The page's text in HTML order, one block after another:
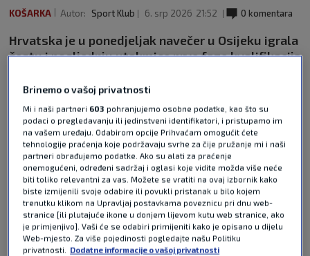
KOŠARKA Autor: Sport Klub 6. srp 2026 21:52 0 komentara
Hrvatska je u ponedjeljak navečer u Osijeku igrala
šestu i posljednju utakmice prve faze kvalifikacija
parketu su izabranici Tomislava Mijatovića
ugostili trećeplasirani Izrael te su slavili sa
103:75. Pročitaj više
Pošalji odgovor
Brinemo o vašoj privatnosti
Mi i naši partneri 603 pohranjujemo osobne podatke, kao što su
podaci o pregledavanju ili jedinstveni identifikatori, i pristupamo im
na vašem uređaju. Odabirom opcije Prihvaćam omogućit ćete
tehnologije praćenja koje podržavaju svrhe za čije pružanje mi i naši
partneri obrađujemo podatke. Ako su alati za praćenje
onemogućeni, određeni sadržaj i oglasi koje vidite možda više neće
biti toliko relevantni za vas. Možete se vratiti na ovaj izbornik kako
biste izmijenili svoje odabire ili povukli pristanak u bilo kojem
trenutku klikom na Upravljaj postavkama poveznicu pri dnu web-
stranice [ili plutajuće ikone u donjem lijevom kutu web stranice, ako
je primjenjivo]. Vaši će se odabiri primijeniti kako je opisano u dijelu
Web-mjesto. Za više pojedinosti pogledajte našu Politiku
privatnosti.
Dodatne informacije o vašoj privatnosti